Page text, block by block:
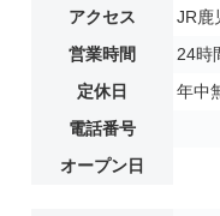
アクセス
JR
営業時間
24時
定休日
年中
電話番号
オープン日